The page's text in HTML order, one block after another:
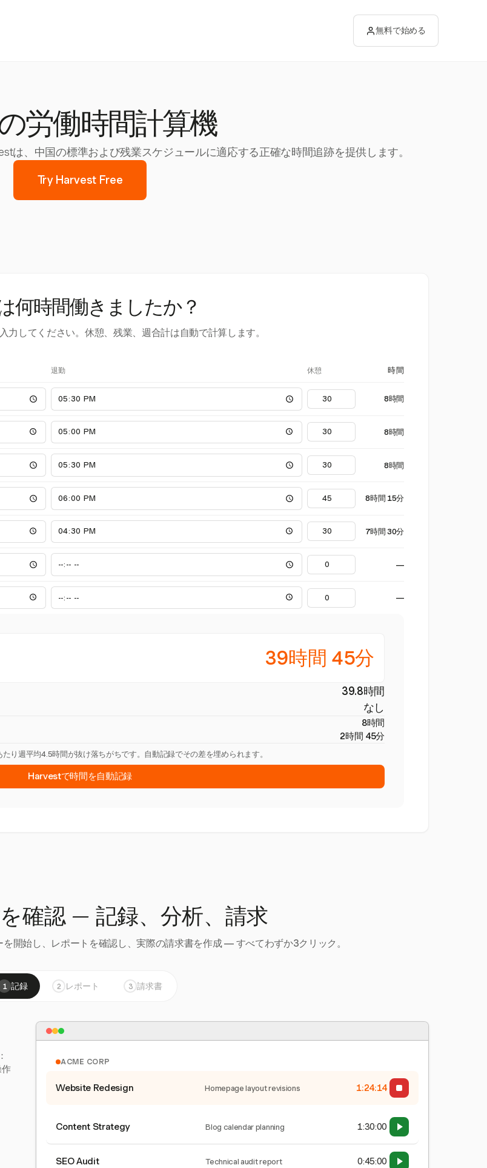
無料で始める
労働時間計算機
は、中国の標準および残業スケジュールに適応する正確な時間追跡を提供します。
Try Harvest Free
何時間働きましたか？
力してください。休憩、残業、週合計は自動で計算します。
退勤 休憩 時間
8時間
8時間
8時間
8時間 15分
7時間 30分
—
—
39時間 45分
39.8時間
なし
8時間
2時間 45分
り週平均4.5時間が抜け落ちがちです。自動記録でその差を埋められます。
Harvestで時間を自動記録
確認 — 記録、分析、請求
開始し、レポートを確認し、実際の請求書を作成 — すべてわずか3クリック。
1 記録 2 レポート 3 請求書
作
ACME CORP
Website Redesign Homepage layout revisions 1:24:15
Content Strategy Blog calendar planning 1:30:00
SEO Audit Technical audit report 0:45:00